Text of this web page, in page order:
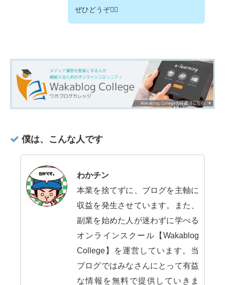
ぜひどうぞ💁‍♂️
僕は、こんな人です
わかチン
本業を捨てずに、ブログを主軸に
収益を発生させています。また、
副業を始めた人が迷わずに学べる
オンラインスクール【Wakablog
College】を運営しています。当
ブログではみなさんにとって有益
な情報を無料で提供していきま